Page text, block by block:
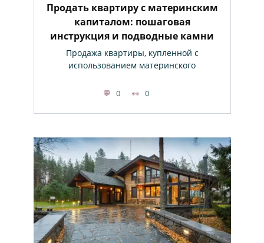
Продать квартиру с материнским
капиталом: пошаговая
инструкция и подводные камни
Продажа квартиры, купленной с
использованием материнского
0 0